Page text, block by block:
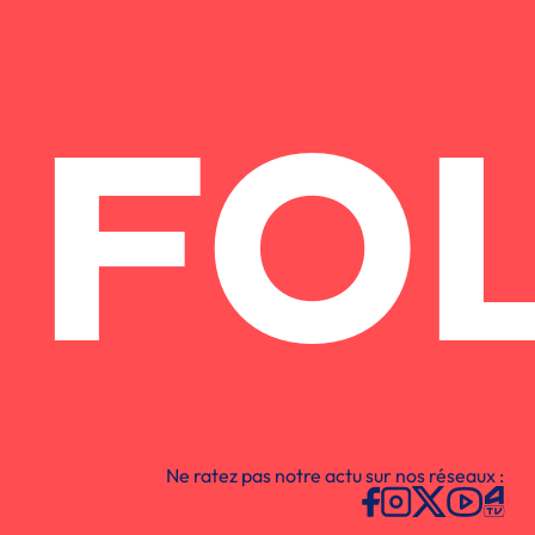
Ne ratez pas notre actu sur nos réseaux :